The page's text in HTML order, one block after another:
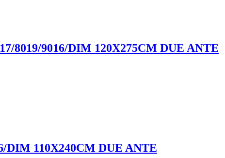
8019/9016/DIM 120X275CM DUE ANTE
DIM 110X240CM DUE ANTE